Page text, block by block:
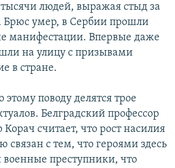
людей, выражая стыд за
Брюс умер, в Сербии прошли
манифестации. Впервые даже
на улицу с призывами
в стране.
поводу делятся трое
Белградский профессор
считает, что рост насилия
связан с тем, что героями здесь
военные преступники, что